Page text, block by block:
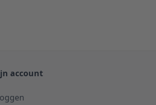
account